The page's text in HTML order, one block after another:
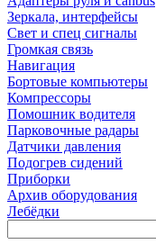
Зеркала, интерфейсы
Свет и спец сигналы
Громкая связь
Навигация
Бортовые компьютеры
Компрессоры
Помошник водителя
Парковочные радары
Датчики давления
Подогрев сидений
Приборки
Архив оборудования
Лебёдки